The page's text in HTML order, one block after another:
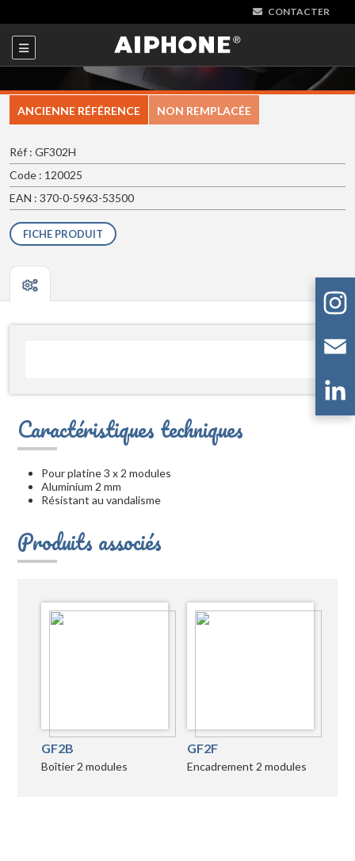
CONTACTER
ANCIENNE RÉFÉRENCE NON REMPLACÉE
Réf : GF302H
Code : 120025
EAN : 370-0-5963-53500
FICHE PRODUIT
Caractéristiques techniques
Pour platine 3 x 2 modules
Aluminium 2 mm
Résistant au vandalisme
Produits associés
GF2B
Boîtier 2 modules
GF2F
Encadrement 2 modules